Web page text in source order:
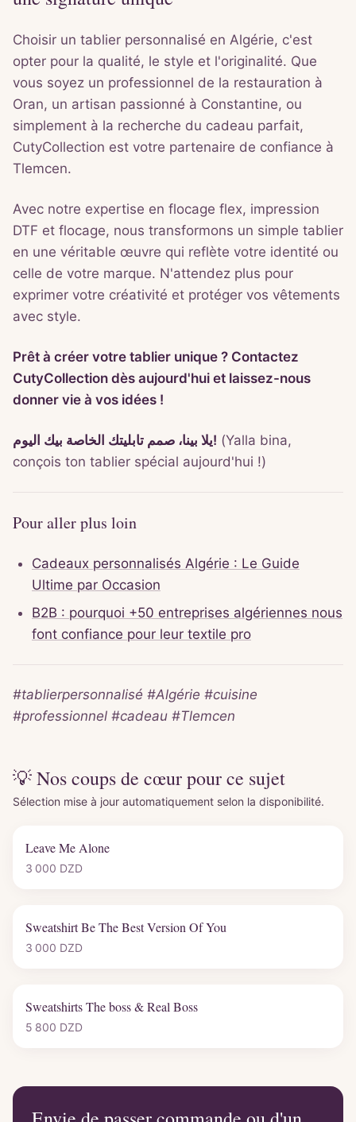
Choisir un tablier personnalisé en Algérie, c'est
opter pour la qualité, le style et l'originalité. Que
vous soyez un professionnel de la restauration à
Oran, un artisan passionné à Constantine, ou
simplement à la recherche du cadeau parfait,
CutyCollection est votre partenaire de confiance à
Tlemcen.
Avec notre expertise en flocage flex, impression
DTF et flocage, nous transformons un simple tablier
en une véritable œuvre qui reflète votre identité ou
celle de votre marque. N'attendez plus pour
exprimer votre créativité et protéger vos vêtements
avec style.
Prêt à créer votre tablier unique ? Contactez
CutyCollection dès aujourd'hui et laissez-nous
donner vie à vos idées !
يلا بينا، صمم تابليتك الخاصة بيك اليوم! (Yalla bina,
conçois ton tablier spécial aujourd'hui !)
Pour aller plus loin
Cadeaux personnalisés Algérie : Le Guide
Ultime par Occasion
B2B : pourquoi +50 entreprises algériennes nous
font confiance pour leur textile pro
#tablierpersonnalisé #Algérie #cuisine
#professionnel #cadeau #Tlemcen
💡 Nos coups de cœur pour ce sujet
Sélection mise à jour automatiquement selon la disponibilité.
Leave Me Alone
3 000 DZD
Sweatshirt Be The Best Version Of You
3 000 DZD
Sweatshirts The boss & Real Boss
5 800 DZD